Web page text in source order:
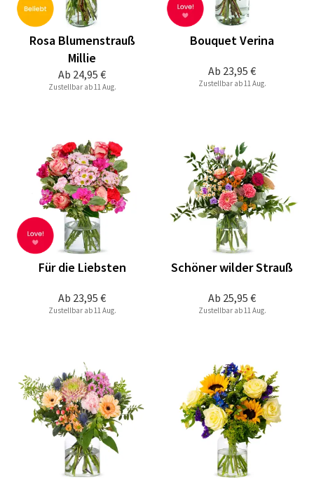
Ab 24,95 €
Rosa Blumenstrauß
Millie
Zustellbar ab 11 Aug.
Ab 23,95 €
Bouquet Verina
Zustellbar ab 11 Aug.
Ab 23,95 €
Für die Liebsten
Zustellbar ab 11 Aug.
Ab 25,95 €
Schöner wilder Strauß
Zustellbar ab 11 Aug.